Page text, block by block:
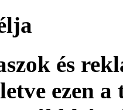
és
ezen